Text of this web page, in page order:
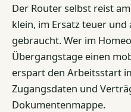
Der Router selbst reist
klein, im Ersatz teuer
gebraucht. Wer im
Übergangstage einen
erspart den Arbeitsstart
Zugangsdaten und
Dokumentenmappe.